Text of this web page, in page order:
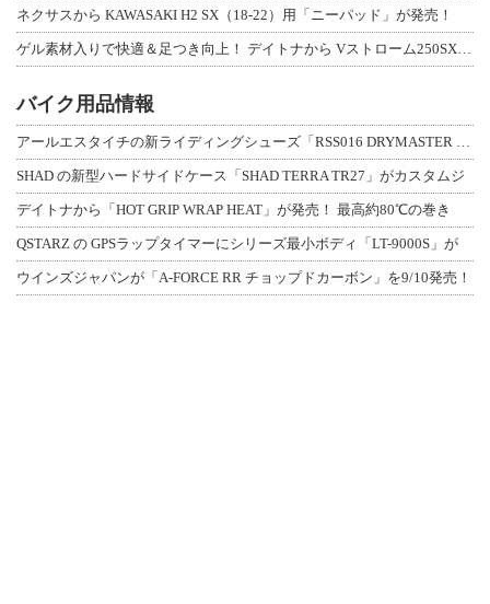
ネクサスから KAWASAKI H2 SX（18-22）用「ニーパッド」が発売！
ゲル素材入りで快適＆足つき向上！ デイトナから Vストローム250SX用「快適ロ
バイク用品情報
アールエスタイチの新ライディングシューズ「RSS016 DRYMASTER スト
SHAD の新型ハードサイドケース「SHAD TERRA TR27」がカスタムジ
デイトナから「HOT GRIP WRAP HEAT」が発売！ 最高約80℃の巻き
QSTARZ の GPSラップタイマーにシリーズ最小ボディ「LT-9000S」が
ウインズジャパンが「A-FORCE RR チョップドカーボン」を9/10発売！